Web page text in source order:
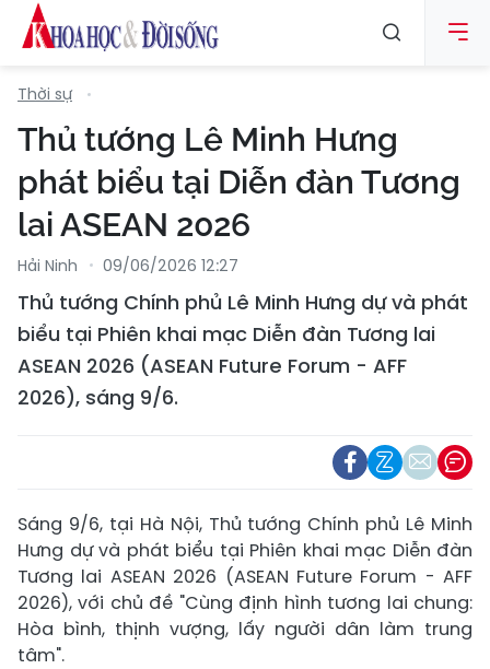
Thời sự
Thủ tướng Lê Minh Hưng
phát biểu tại Diễn đàn Tương
lai ASEAN 2026
Hải Ninh 09/06/2026 12:27
Thủ tướng Chính phủ Lê Minh Hưng dự và phát
biểu tại Phiên khai mạc Diễn đàn Tương lai
ASEAN 2026 (ASEAN Future Forum - AFF
2026), sáng 9/6.
Sáng 9/6, tại Hà Nội, Thủ tướng Chính phủ Lê Minh
Hưng dự và phát biểu tại Phiên khai mạc Diễn đàn
Tương lai ASEAN 2026 (ASEAN Future Forum - AFF
2026), với chủ đề "Cùng định hình tương lai chung:
Hòa bình, thịnh vượng, lấy người dân làm trung
tâm".